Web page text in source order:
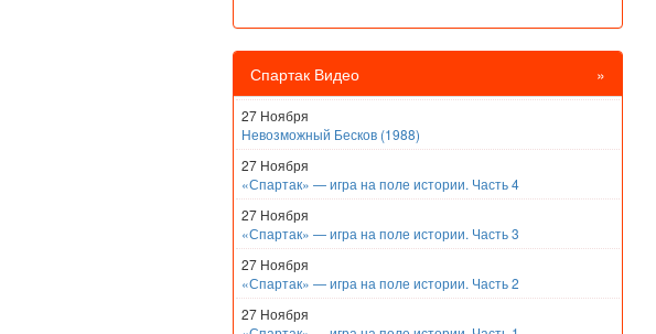
Спартак Видео »
27 Ноября
Невозможный Бесков (1988)
27 Ноября
«Спартак» — игра на поле истории. Часть 4
27 Ноября
«Спартак» — игра на поле истории. Часть 3
27 Ноября
«Спартак» — игра на поле истории. Часть 2
27 Ноября